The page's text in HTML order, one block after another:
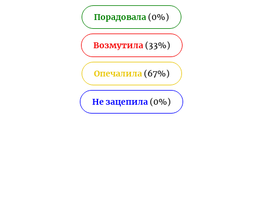
Порадовала (0%)
Возмутила(33%)
Опечалила(67%)
Не зацепила (0%)